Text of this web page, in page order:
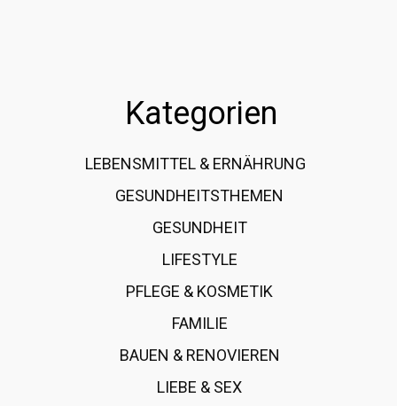
Kategorien
LEBENSMITTEL & ERNÄHRUNG
GESUNDHEITSTHEMEN
GESUNDHEIT
LIFESTYLE
PFLEGE & KOSMETIK
FAMILIE
BAUEN & RENOVIEREN
LIEBE & SEX